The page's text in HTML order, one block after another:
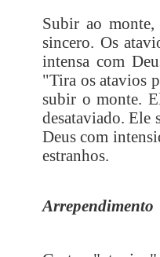
Subir ao
sincero. Os
intensa com
"Tira os atavios
subir o monte.
desataviado. Ele
Deus com
estranhos.
Arrependimento